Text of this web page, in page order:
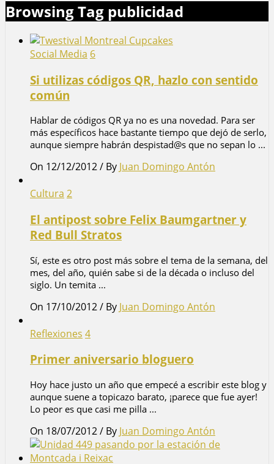
Browsing Tag publicidad
Social Media 6
Si utilizas códigos QR, hazlo con sentido
común
Hablar de códigos QR ya no es una novedad. Para ser
más específicos hace bastante tiempo que dejó de serlo,
aunque siempre habrán despistad@s que no sepan lo ...
On 12/12/2012/ By Juan Domingo Antón
Cultura 2
El antipost sobre Felix Baumgartner y
Red Bull Stratos
Sí, este es otro post más sobre el tema de la semana, del
mes, del año, quién sabe si de la década o incluso del
siglo. Un temita ...
On 17/10/2012/ By Juan Domingo Antón
Reflexiones 4
Primer aniversario bloguero
Hoy hace justo un año que empecé a escribir este blog y
aunque suene a topicazo barato, ¡parece que fue ayer!
Lo peor es que casi me pilla ...
On 18/07/2012/ By Juan Domingo Antón